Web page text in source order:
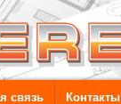
связь Контакты